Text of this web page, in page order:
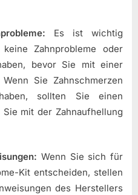
Es ist wichtig
Zahnprobleme oder
bevor Sie mit einer
Sie Zahnschmerzen
sollten Sie einen
mit der Zahnaufhellung
Wenn Sie sich für
Kit entscheiden, stellen
des Herstellers